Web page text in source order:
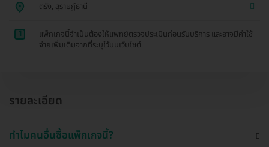
ตรัง, สุราษฎ์ธานี
1
แพ็กเกจนี้จำเป็นต้องให้แพทย์ตรวจประเมินก่อนรับบริการ และอาจมีค่าใช้
จ่ายเพิ่มเติมจากที่ระบุไว้บนเว็บไซต์
รายละเอียด
ทำไมคนอื่นซื้อแพ็กเกจนี้?